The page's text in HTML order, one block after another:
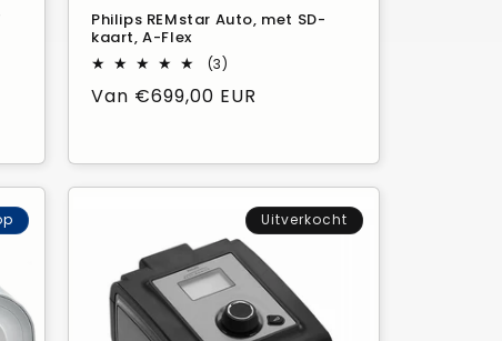
Philips REMstar Auto, met SD-
kaart, A-Flex
(3)
in
Normale
Van €699,00 EUR
Uitverkocht